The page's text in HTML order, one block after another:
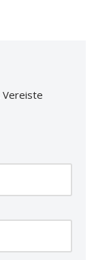
Vereiste